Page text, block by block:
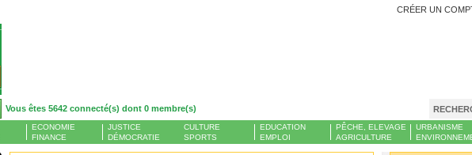
CRÉER UN
Vous êtes 5642 connecté(s) dont 0 membre(s)
ECONOMIE
FINANCE
JUSTICE
DÉMOCRATIE
CULTURE
SPORTS
EDUCATION
EMPLOI
PÊCHE, ELEVAGE
AGRICULTURE
URBANISME